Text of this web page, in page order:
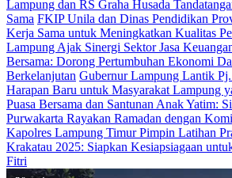
Lampung dan RS Graha Husada
Sama FKIP Unila dan Dinas Pendidikan
Kerja Sama untuk Meningkatkan Kualitas
Lampung Ajak Sinergi Sektor Jasa
Bersama: Dorong Pertumbuhan Ekonomi
Berkelanjutan Gubernur Lampung Lantik Pj.
Harapan Baru untuk Masyarakat Lampung
Puasa Bersama dan Santunan Anak Yatim:
Purwakarta Rayakan Ramadan dengan
Kapolres Lampung Timur Pimpin Latihan
Krakatau 2025: Siapkan Kesiapsiagaan
Fitri